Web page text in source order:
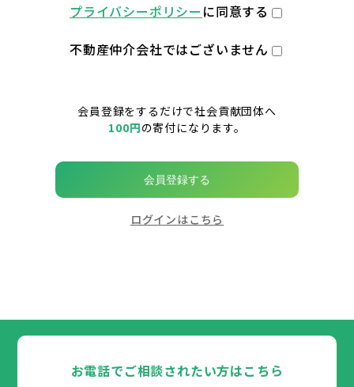
プライバシーポリシー に同意する
不動産仲介会社ではございません
会員登録をするだけで社会貢献団体へ
100円の寄付になります。
会員登録する
ログインはこちら
お電話でご相談されたい方はこちら